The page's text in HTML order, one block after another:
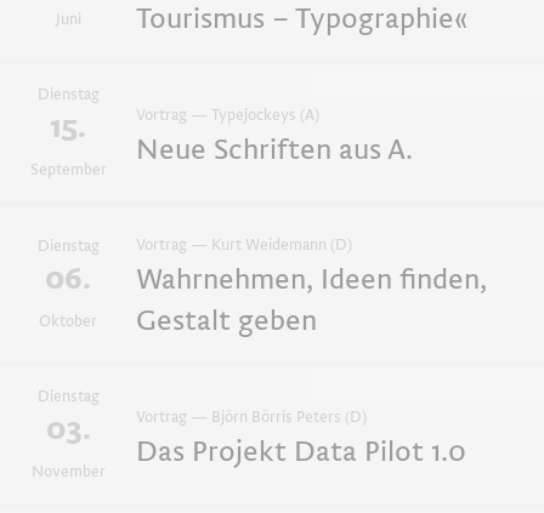
Juni
Tourismus – Typographie«
Dienstag
15.
September
Vortrag — Typejockeys (A)
Neue Schriften aus A.
Dienstag
06.
Oktober
Vortrag — Kurt Weidemann (D)
Wahrnehmen, Ideen finden,
Gestalt geben
Dienstag
03.
November
Vortrag — Björn Börris Peters (D)
Das Projekt Data Pilot 1.0